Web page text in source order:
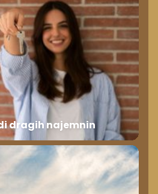
dragih najemnin